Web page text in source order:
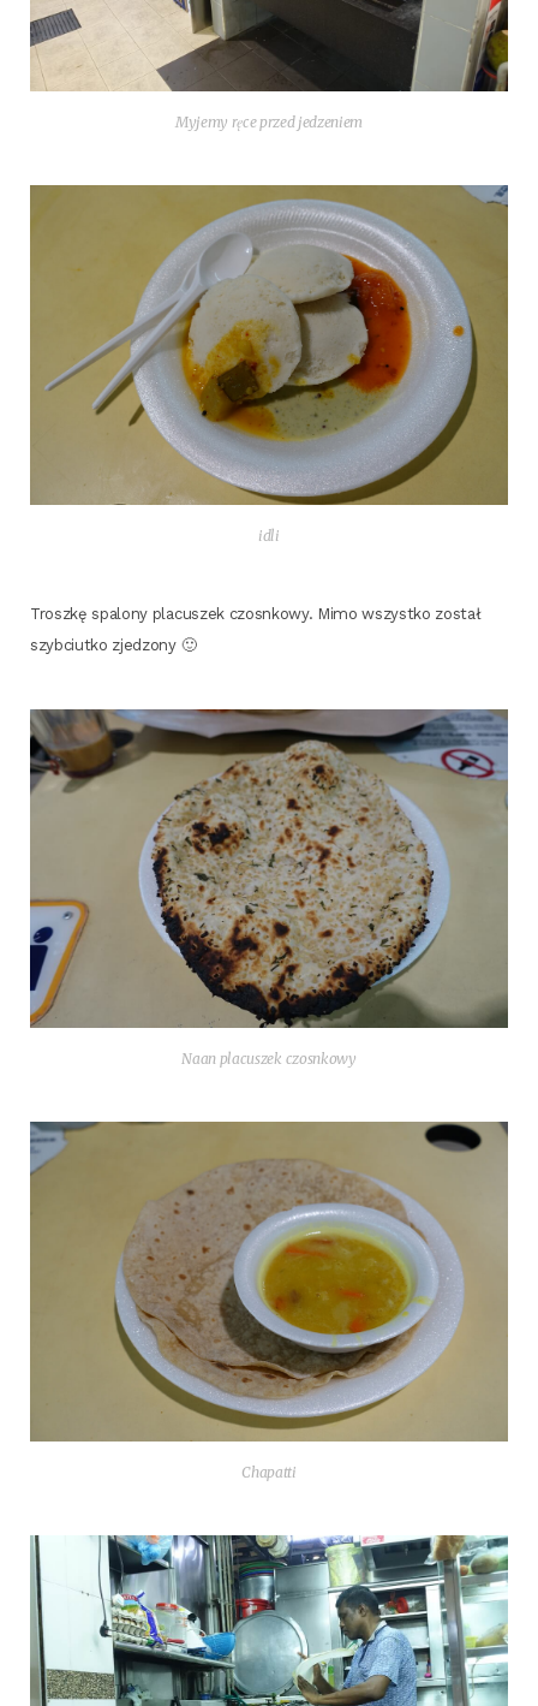
Myje­my ręce przed jedzeniem
idli
Trosz­kę spa­lo­ny pla­cu­szek czosn­ko­wy. Mimo wszyst­ko został
szyb­ciut­ko zjedzony 🙂
Naan pla­cu­szek czosnkowy
Cha­pat­ti